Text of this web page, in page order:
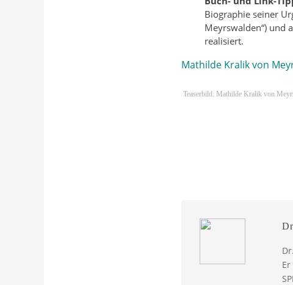
Biographie seiner
Meyrswalden“) und
realisiert.
Mathilde Kralik von
Teaserbild: Mathilde Kralik von